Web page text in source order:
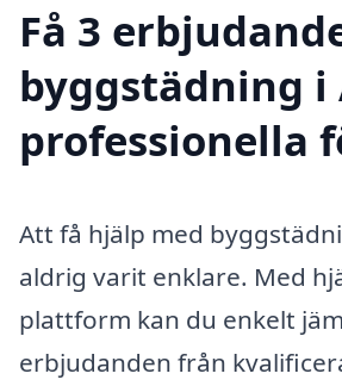
Få 3
byggstädning i
professionella
Att få hjälp med
aldrig varit enklare. Med
plattform kan du enkelt
erbjudanden från